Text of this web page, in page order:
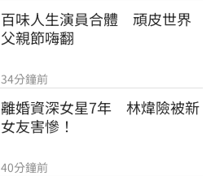
百味人生演員合體　頑皮世界
父親節嗨翻
34分鐘前
離婚資深女星7年　林煒險被新
女友害慘！
40分鐘前